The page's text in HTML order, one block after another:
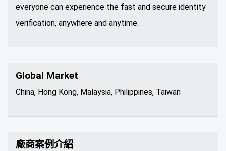
everyone can experience the fast and secure identity
verification, anywhere and anytime.
Global Market
China, Hong Kong, Malaysia, Philippines, Taiwan
廠商案例介紹